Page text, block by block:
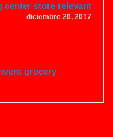
center store relevant
diciembre 20, 2017
grocery